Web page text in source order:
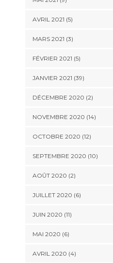
AVRIL 2021 (5)
MARS 2021 (3)
FÉVRIER 2021 (5)
JANVIER 2021 (39)
DÉCEMBRE 2020 (2)
NOVEMBRE 2020 (14)
OCTOBRE 2020 (12)
SEPTEMBRE 2020 (10)
AOÛT 2020 (2)
JUILLET 2020 (6)
JUIN 2020 (11)
MAI 2020 (6)
AVRIL 2020 (4)